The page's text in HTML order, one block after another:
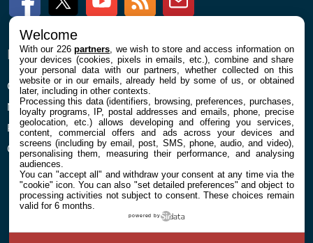
ENTREPRISE
Confidentialité et Cookies
Mentions légales et CGU
Préférences Cookies
Qui sommes nous
À PROPOS
Contact
Welcome
With our 226partners , we wish to store and access information on
your devices (cookies, pixels in emails, etc.), combine and share
your personal data with our partners, whether collected on this
website or in our emails, already held by some of us, or obtained
later, including in other contexts.
Processing this data (identifiers, browsing, preferences, purchases,
loyalty programs, IP, postal addresses and emails, phone, precise
geolocation, etc.) allows developing and offering you services,
content, commercial offers and ads across your devices and
screens (including by email, post, SMS, phone, audio, and video),
personalising them, measuring their performance, and analysing
audiences.
You can "accept all" and withdraw your consent at any time via the
"cookie" icon. You can also "set detailed preferences" and object to
processing activities not subject to consent. These choices remain
valid for 6 months.
powered by